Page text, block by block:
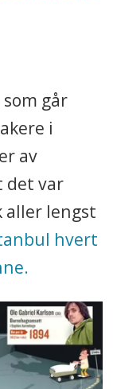
går
i
av
det var
aller lengst
hvert